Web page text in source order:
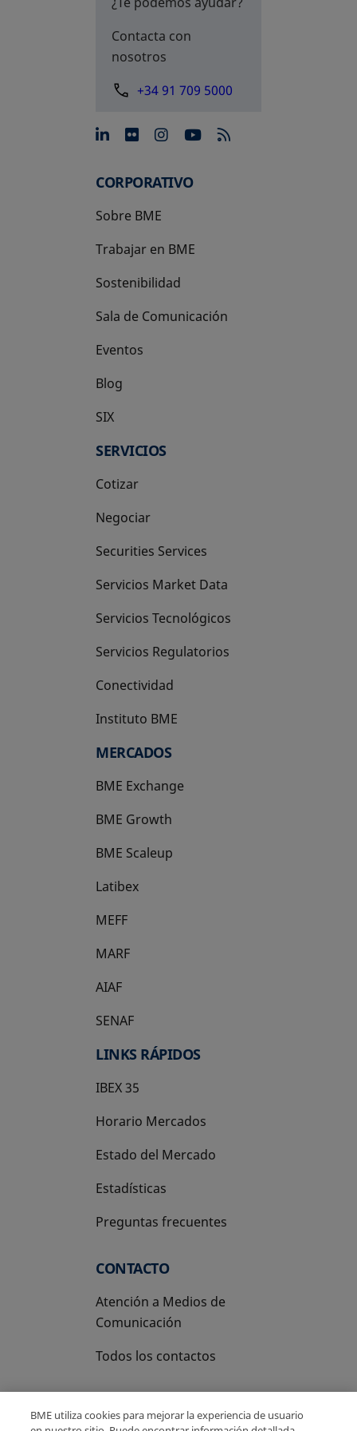
Contacta con
nosotros
+34 91 709 5000
se abre en una pestaña
se abre en una pestaña
se abre en una
se abre en una
CORPORATIVO
Sobre BME
Trabajar en BME
Sostenibilidad
Sala de Comunicación
Eventos
Blog
SIX
se abre en una pestaña nueva
SERVICIOS
Cotizar
Negociar
Securities Services
Servicios Market Data
Servicios Tecnológicos
Servicios Regulatorios
Conectividad
Instituto BME
se abre en una pestaña nueva
MERCADOS
BME Exchange
BME Growth
se abre en una pestaña nueva
BME Scaleup
se abre en una pestaña nueva
Latibex
se abre en una pestaña nueva
MEFF
se abre en una pestaña nueva
MARF
AIAF
SENAF
LINKS RÁPIDOS
IBEX 35
Horario Mercados
Estado del Mercado
Estadísticas
Preguntas frecuentes
CONTACTO
Atención a Medios de
Comunicación
Todos los contactos
BME utiliza cookies para mejorar la experiencia de usuario